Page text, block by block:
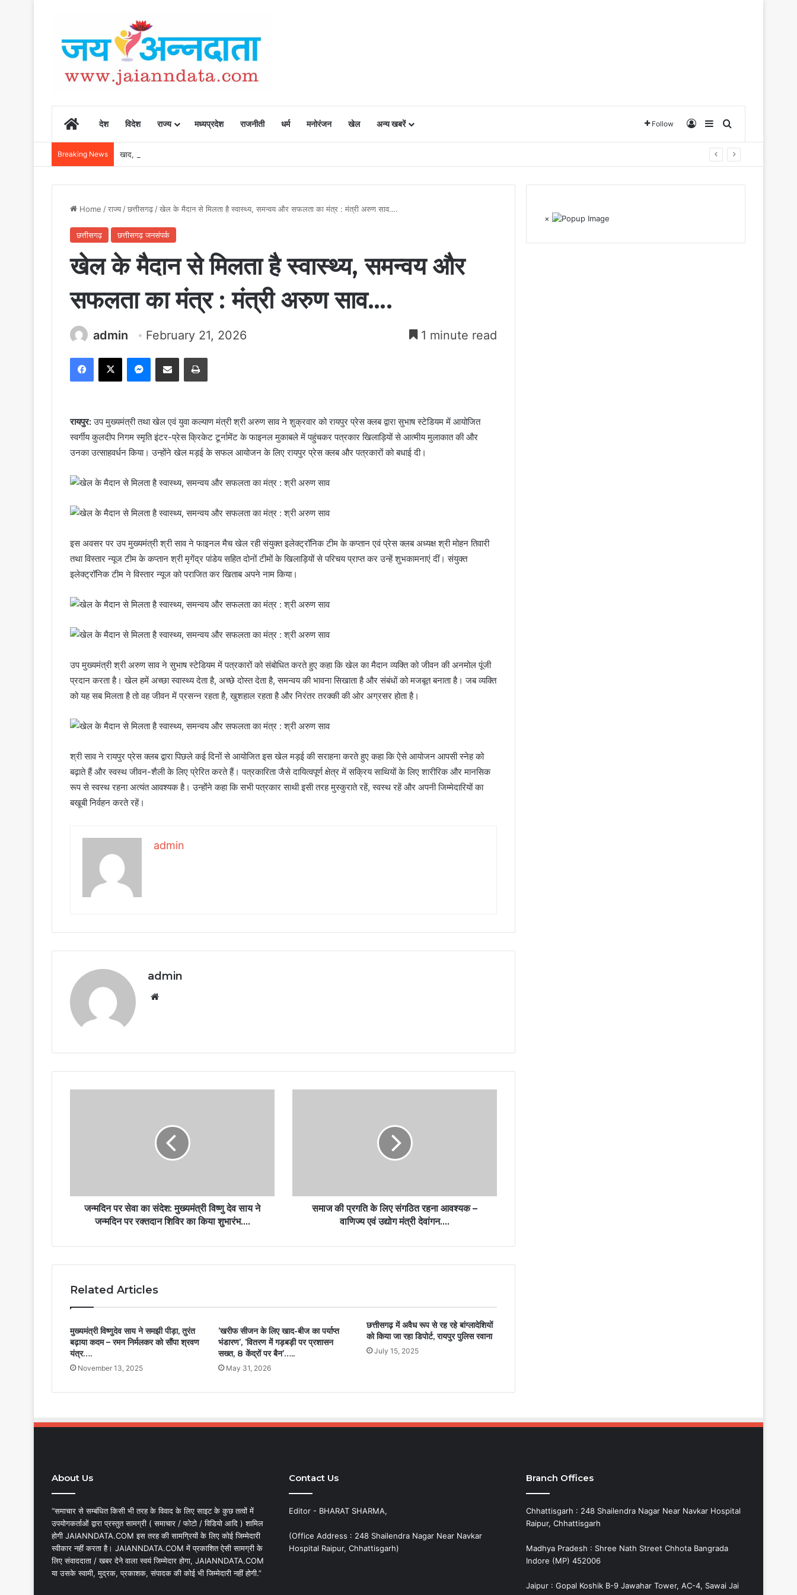
Homeदेश विदेश राज्य मध्यप्रदेश राजनीती धर्म मनोरंजन खेल अन्य खबरें Follow Log InSidebarSearch for
Breaking News खाद, बीज और उर्वरकों की समय पर उपलब्धता से किसानों में उत्साह, नैनो डीएपी और नैनो यूरिया बने किसानों के भरोसेमंद कृषि साथी…..
Home /राज्य/छत्तीसगढ़/खेल के मैदान से मिलता है स्वास्थ्य, समन्वय और सफलता का मंत्र : मंत्री अरुण साव….
छत्तीसगढ़ छत्तीसगढ़ जनसंपर्क
खेल के मैदान से मिलता है स्वास्थ्य, समन्वय और
सफलता का मंत्र : मंत्री अरुण साव….
admin February 21, 2026 1 minute read
Facebook
X Messenger
Share via Email Print
रायपुर:उप मुख्यमंत्री तथा खेल एवं युवा कल्याण मंत्री श्री अरुण साव ने शुक्रवार को रायपुर प्रेस क्लब द्वारा सुभाष स्टेडियम में आयोजित
स्वर्गीय कुलदीप निगम स्मृति इंटर-प्रेस क्रिकेट टूर्नामेंट के फाइनल मुकाबले में पहुंचकर पत्रकार खिलाड़ियों से आत्मीय मुलाकात की और
उनका उत्साहवर्धन किया। उन्होंने खेल मड़ई के सफल आयोजन के लिए रायपुर प्रेस क्लब और पत्रकारों को बधाई दी।
इस अवसर पर उप मुख्यमंत्री श्री साव ने फाइनल मैच खेल रही संयुक्त इलेक्ट्रॉनिक टीम के कप्तान एवं प्रेस क्लब अध्यक्ष श्री मोहन तिवारी
तथा विस्तार न्यूज टीम के कप्तान श्री मृगेंद्र पांडेय सहित दोनों टीमों के खिलाड़ियों से परिचय प्राप्त कर उन्हें शुभकामनाएं दीं। संयुक्त
इलेक्ट्रॉनिक टीम ने विस्तार न्यूज को पराजित कर खिताब अपने नाम किया।
उप मुख्यमंत्री श्री अरुण साव ने सुभाष स्टेडियम में पत्रकारों को संबोधित करते हुए कहा कि खेल का मैदान व्यक्ति को जीवन की अनमोल पूंजी
प्रदान करता है। खेल हमें अच्छा स्वास्थ्य देता है, अच्छे दोस्त देता है, समन्वय की भावना सिखाता है और संबंधों को मजबूत बनाता है। जब व्यक्ति
को यह सब मिलता है तो वह जीवन में प्रसन्न रहता है, खुशहाल रहता है और निरंतर तरक्की की ओर अग्रसर होता है।
श्री साव ने रायपुर प्रेस क्लब द्वारा पिछले कई दिनों से आयोजित इस खेल मड़ई की सराहना करते हुए कहा कि ऐसे आयोजन आपसी स्नेह को
बढ़ाते हैं और स्वस्थ जीवन-शैली के लिए प्रेरित करते हैं। पत्रकारिता जैसे दायित्वपूर्ण क्षेत्र में सक्रिय साथियों के लिए शारीरिक और मानसिक
रूप से स्वस्थ रहना अत्यंत आवश्यक है। उन्होंने कहा कि सभी पत्रकार साथी इसी तरह मुस्कुराते रहें, स्वस्थ रहें और अपनी जिम्मेदारियों का
बखूबी निर्वहन करते रहें।
admin
admin
जन्मदिन पर सेवा का संदेश: मुख्यमंत्री विष्णु देव साय ने
जन्मदिन पर रक्तदान शिविर का किया शुभारंभ….
समाज की प्रगति के लिए संगठित रहना आवश्यक –
वाणिज्य एवं उद्योग मंत्री देवांगन….
Related Articles
मुख्यमंत्री विष्णुदेव साय ने समझी पीड़ा, तुरंत
बढ़ाया कदम – रमन निर्मलकर को सौंपा श्रवण
यंत्र….
November 13, 2025
’खरीफ सीजन के लिए खाद-बीज का पर्याप्त
भंडारण’, ’वितरण में गड़बड़ी पर प्रशासन
सख्त, 8 केंद्रों पर बैन’…..
May 31, 2026
छत्तीसगढ़ में अवैध रूप से रह रहे बांग्लादेशियों
को किया जा रहा डिपोर्ट, रायपुर पुलिस रवाना
July 15, 2025
×
About Us
“समाचार से सम्बंधित किसी भी तरह के विवाद के लिए साइट के कुछ तत्वों में
उपयोगकर्ताओं द्वारा प्रस्तुत सामग्री ( समाचार / फोटो / विडियो आदि ) शामिल
होगी JAIANNDATA.COM इस तरह की सामग्रियों के लिए कोई जिम्मेदारी
स्वीकार नहीं करता है। JAIANNDATA.COM में प्रकाशित ऐसी सामग्री के
लिए संवाददाता / खबर देने वाला स्वयं जिम्मेदार होगा, JAIANNDATA.COM
या उसके स्वामी, मुद्रक, प्रकाशक, संपादक की कोई भी जिम्मेदारी नहीं होगी.”
Contact Us
Editor - BHARAT SHARMA,
(Office Address : 248 Shailendra Nagar Near Navkar
Hospital Raipur, Chhattisgarh)
Branch Offices
Chhattisgarh : 248 Shailendra Nagar Near Navkar Hospital
Raipur, Chhattisgarh
Madhya Pradesh : Shree Nath Street Chhota Bangrada
Indore (MP) 452006
Jaipur : Gopal Koshik B-9 Jawahar Tower, AC-4, Sawai Jai